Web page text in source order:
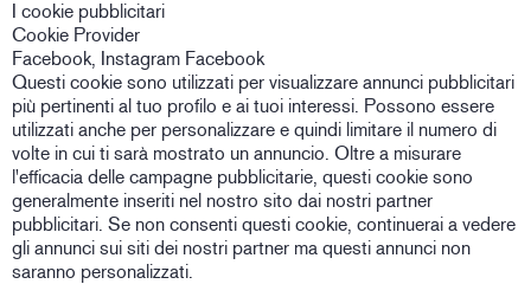
I cookie pubblicitari
Cookie Provider
Facebook, Instagram Facebook
Questi cookie sono utilizzati per visualizzare annunci pubblicitari
più pertinenti al tuo profilo e ai tuoi interessi. Possono essere
utilizzati anche per personalizzare e quindi limitare il numero di
volte in cui ti sarà mostrato un annuncio. Oltre a misurare
l'efficacia delle campagne pubblicitarie, questi cookie sono
generalmente inseriti nel nostro sito dai nostri partner
pubblicitari. Se non consenti questi cookie, continuerai a vedere
gli annunci sui siti dei nostri partner ma questi annunci non
saranno personalizzati.